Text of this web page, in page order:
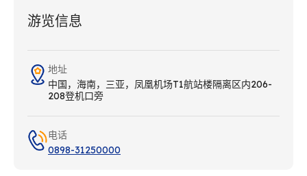
游览信息
地址
中国，海南，三亚，凤凰机场T1航站楼隔离区内206-
208登机口旁
电话
0898-31250000